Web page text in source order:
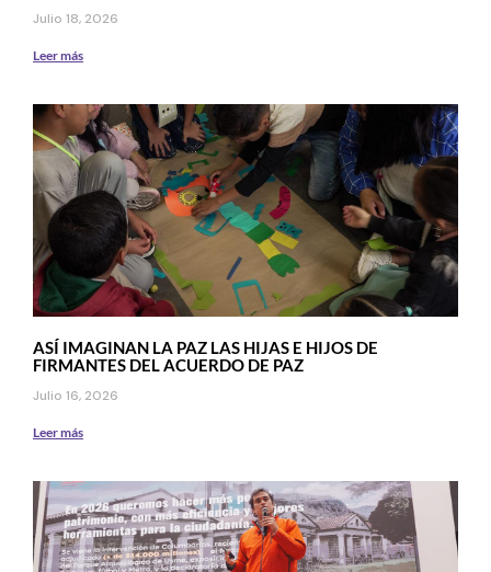
Julio 18, 2026
Leer más
ASÍ IMAGINAN LA PAZ LAS HIJAS E HIJOS DE
FIRMANTES DEL ACUERDO DE PAZ
Julio 16, 2026
Leer más